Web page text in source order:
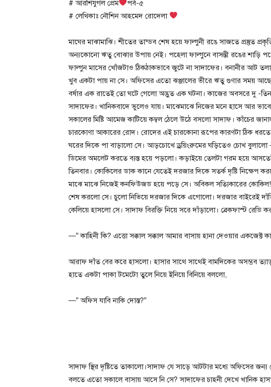
# আরশিযুগল প্রেম
পর্ব-৫
# লেখিকাঃ নৌশিন আহমেদ রোদেলা
মাঘের মাঝামাঝি। শীতের তান্ডব শেষ হয়ে ফাল্গুনী রঙে সাজতে প্রস্তুত
অন্যকোনো ঋতু বোঝার উপায় নেই। পহেলা ফাল্গুনে বাসন্তী রঙের শাড়ি পড়ে
ফাল্গুন মাসের খোঁজটাও ঠিকঠাকভাবে জুটে না সাদাফের। বনানীর আট
খুব একটা পায় না সে। অফিসের এতো ঝঞ্জালের ভীরে ঋতু গুণার সময় আছে
বর্ষার এক রাতেই তো ঘটে গেলো অদ্ভুত এক ঘটনা। কাজের অবসরে দু -
সাদাফের। খানিকবাদে ভুলেও যায়। মাঝেমাঝে নিজের মনে হাসে আর
সকালের মিষ্টি আমেজ কাটিয়ে কম্বল ঠেলে উঠে বসলো সাদাফ। কাঁচের
চারকোণা আকারের রোদ। রোদের এই চারকোনা রূপের কারণটা ঠিক ধরতে
ঘরের দিকে পা বাড়ালো সে। আড়চোখে ড্রয়িংরুমের ঘড়িতেও চোখ
ডিমের অমলেট করতে ব্যস্ত হয়ে পড়লো। কড়াইয়ে তেলটা গরম হয়ে
তিনবার। কোকিলের ডাক কানে যেতেই দরজার দিকে সতর্ক দৃষ্টি
মাঝে মাঝে নিজেই কনফিউজড হয়ে পড়ে সে। অবিকল সত্যিকারের
শেষ করলো সে। চুলো নিভিয়ে দরজার দিকে এগোলো। দরজার বাইরেই
কেলিয়ে হাসলো সে। সাদাফ বিরক্তি নিয়ে সরে দাঁড়ালো। ব্রেকফাস্ট
—” কাহিনী কি? এত্তো সক্কাল সক্কাল আমার বাসায় হানা দেওয়ার একজেক্ট
আরাফ দাঁত বের করে হাসলো। হাসার সাথে সাথেই বামদিকের অসম্ভব
হাতে একটা পাকা টমেটো তুলে নিয়ে ইনিয়ে বিনিয়ে বললো,
—” অফিস যাবি নাকি দোস্ত?”
সাদাফ স্থির দৃষ্টিতে তাকালো।সাদাফ যে সাড়ে আটটার মধ্যে অফিসের
বলতে এতো সকালে বাসায় আসে নি সে? সাদাফের চাহনী দেখে খানিক